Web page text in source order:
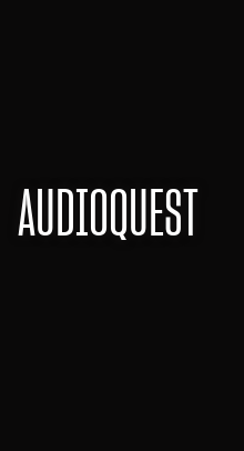
AUDIOQUEST